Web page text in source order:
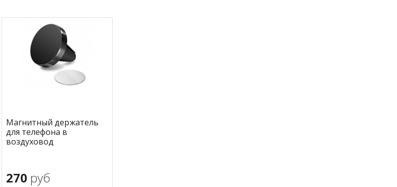
Магнитный держатель
для телефона в
воздуховод
270 руб